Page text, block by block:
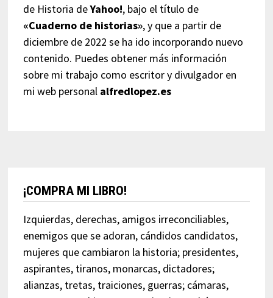
de Historia deYahoo!, bajo el título de
«Cuaderno de historias», y que a partir de
diciembre de 2022 se ha ido incorporando nuevo
contenido. Puedes obtener más información
sobre mi trabajo como escritor y divulgador en
mi web personal alfredlopez.es
¡COMPRA MI LIBRO!
Izquierdas, derechas, amigos irreconciliables,
enemigos que se adoran, cándidos candidatos,
mujeres que cambiaron la historia; presidentes,
aspirantes, tiranos, monarcas, dictadores;
alianzas, tretas, traiciones, guerras; cámaras,